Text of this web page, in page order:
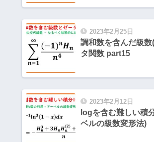
2023年2月25日
調和数を含んだ級
タ関数 part15
2023年2月12日
logを含む難しい積
ベルの級数変形法)